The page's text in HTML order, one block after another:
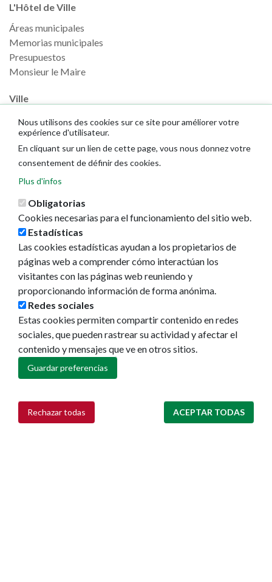
L'Hôtel de Ville
Áreas municipales
Memorias municipales
Presupuestos
Monsieur le Maire
Ville
Plan de la ville
GeoPamplona
Direcciones de interés
Planifiez votre voyage
Actualidad
Noticias
Eventos
Redes sociales
Ruedas de prensa
Nous utilisons des cookies sur ce site pour améliorer votre
expérience d'utilisateur.
En cliquant sur un lien de cette page, vous nous donnez votre
consentement de définir des cookies.
Plus d'infos
Obligatorias
Cookies necesarias para el funcionamiento del sitio web.
Estadísticas
Las cookies estadísticas ayudan a los propietarios de
páginas web a comprender cómo interactúan los
visitantes con las páginas web reuniendo y
proporcionando información de forma anónima.
Redes sociales
Estas cookies permiten compartir contenido en redes
sociales, que pueden rastrear su actividad y afectar el
contenido y mensajes que ve en otros sitios.
Guardar preferencias
Rechazar todas ACEPTAR TODAS
Retirar consentimiento